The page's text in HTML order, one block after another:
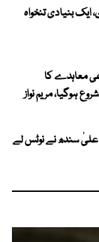
بنیادی تنخواہ
معاہدے کا
ہوگیا، مریم نواز
سندھ نے نوٹس لے